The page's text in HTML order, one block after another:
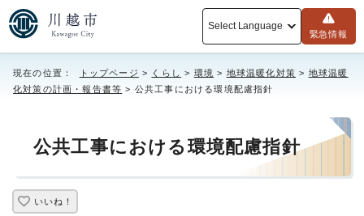
Select Language
緊急情報
現在の位置： トップページ > くらし > 環境 > 地球温暖化対策 > 地球温暖
化対策の計画・報告書等 > 公共工事における環境配慮指針
公共工事における環境配慮指針
いいね！